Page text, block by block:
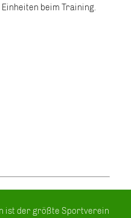
beim Training.
ist der größte Sportverein